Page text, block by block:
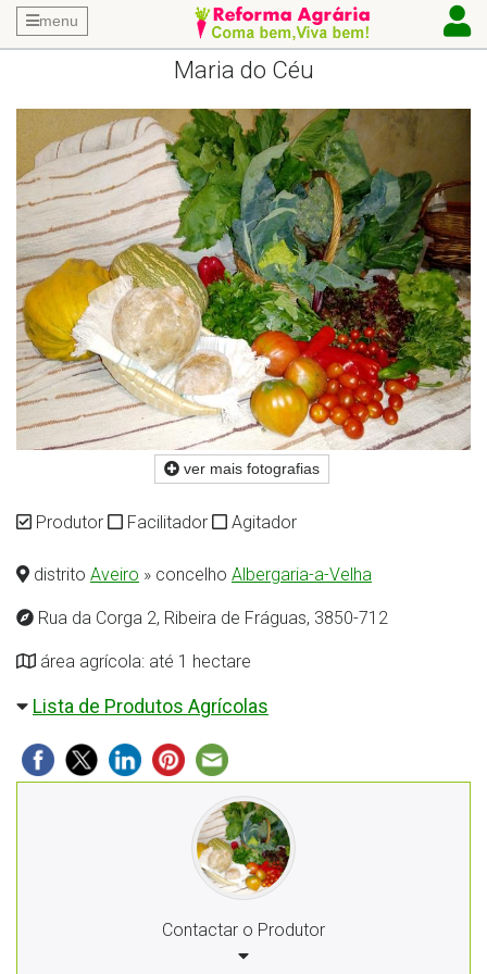
menu
Maria do Céu
ver mais fotografias
Produtor Facilitador Agitador
distrito Aveiro » concelho Albergaria-a-Velha
Rua da Corga 2, Ribeira de Fráguas, 3850-712
área agrícola: até 1 hectare
Lista de Produtos Agrícolas
Contactar o Produtor